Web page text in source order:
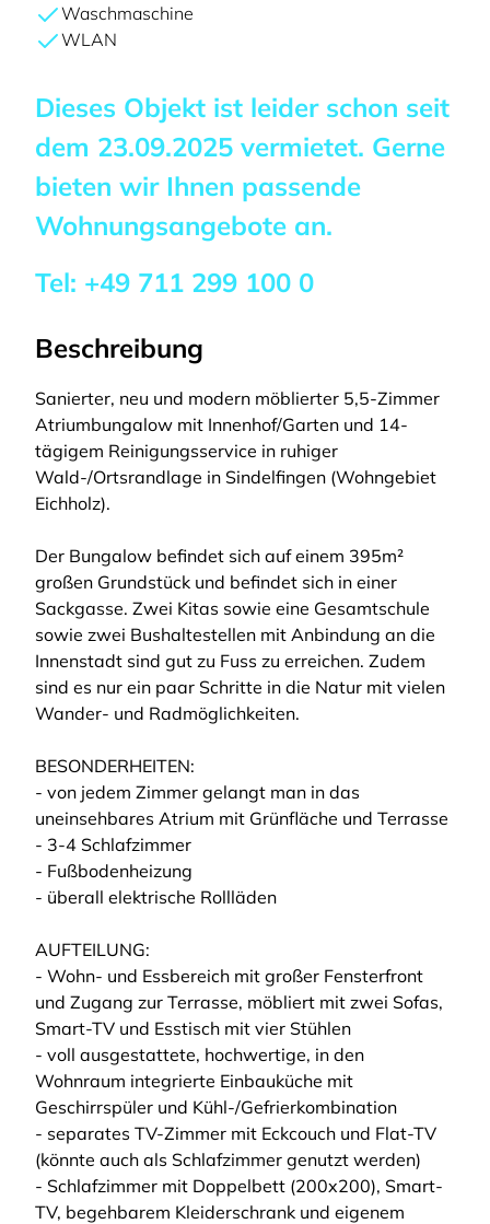
Waschmaschine
WLAN
Dieses Objekt ist leider schon seit
dem 23.09.2025 vermietet. Gerne
bieten wir Ihnen passende
Wohnungsangebote an.
Tel: +49 711 299 100 0
Beschreibung
Sanierter, neu und modern möblierter 5,5-Zimmer
Atriumbungalow mit Innenhof/Garten und 14-
tägigem Reinigungsservice in ruhiger
Wald-/Ortsrandlage in Sindelfingen (Wohngebiet
Eichholz).
Der Bungalow befindet sich auf einem 395m²
großen Grundstück und befindet sich in einer
Sackgasse. Zwei Kitas sowie eine Gesamtschule
sowie zwei Bushaltestellen mit Anbindung an die
Innenstadt sind gut zu Fuss zu erreichen. Zudem
sind es nur ein paar Schritte in die Natur mit vielen
Wander- und Radmöglichkeiten.
BESONDERHEITEN:
- von jedem Zimmer gelangt man in das
uneinsehbares Atrium mit Grünfläche und Terrasse
- 3-4 Schlafzimmer
- Fußbodenheizung
- überall elektrische Rollläden
AUFTEILUNG:
- Wohn- und Essbereich mit großer Fensterfront
und Zugang zur Terrasse, möbliert mit zwei Sofas,
Smart-TV und Esstisch mit vier Stühlen
- voll ausgestattete, hochwertige, in den
Wohnraum integrierte Einbauküche mit
Geschirrspüler und Kühl-/Gefrierkombination
- separates TV-Zimmer mit Eckcouch und Flat-TV
(könnte auch als Schlafzimmer genutzt werden)
- Schlafzimmer mit Doppelbett (200x200), Smart-
TV, begehbarem Kleiderschrank und eigenem